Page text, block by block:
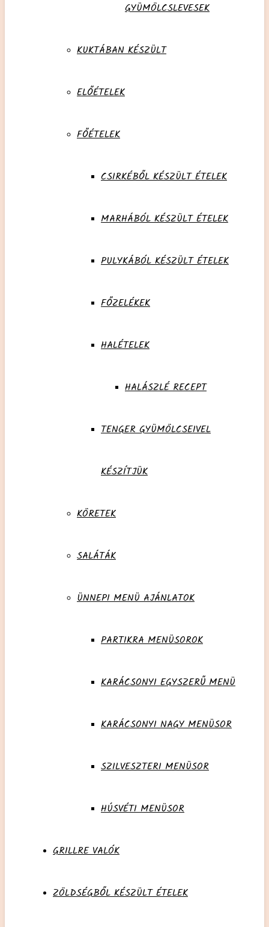
GYÜMÖLCSLEVESEK
KUKTÁBAN KÉSZÜLT
ELŐÉTELEK
FŐÉTELEK
CSIRKÉBŐL KÉSZÜLT ÉTELEK
MARHÁBÓL KÉSZÜLT ÉTELEK
PULYKÁBÓL KÉSZÜLT ÉTELEK
FŐZELÉKEK
HALÉTELEK
HALÁSZLÉ RECEPT
TENGER GYÜMÖLCSEIVEL
KÉSZÍTJÜK
KÖRETEK
SALÁTÁK
ÜNNEPI MENÜ AJÁNLATOK
PARTIKRA MENÜSOROK
KARÁCSONYI EGYSZERŰ MENÜ
KARÁCSONYI NAGY MENÜSOR
SZILVESZTERI MENÜSOR
HÚSVÉTI MENÜSOR
GRILLRE VALÓK
ZÖLDSÉGBŐL KÉSZÜLT ÉTELEK